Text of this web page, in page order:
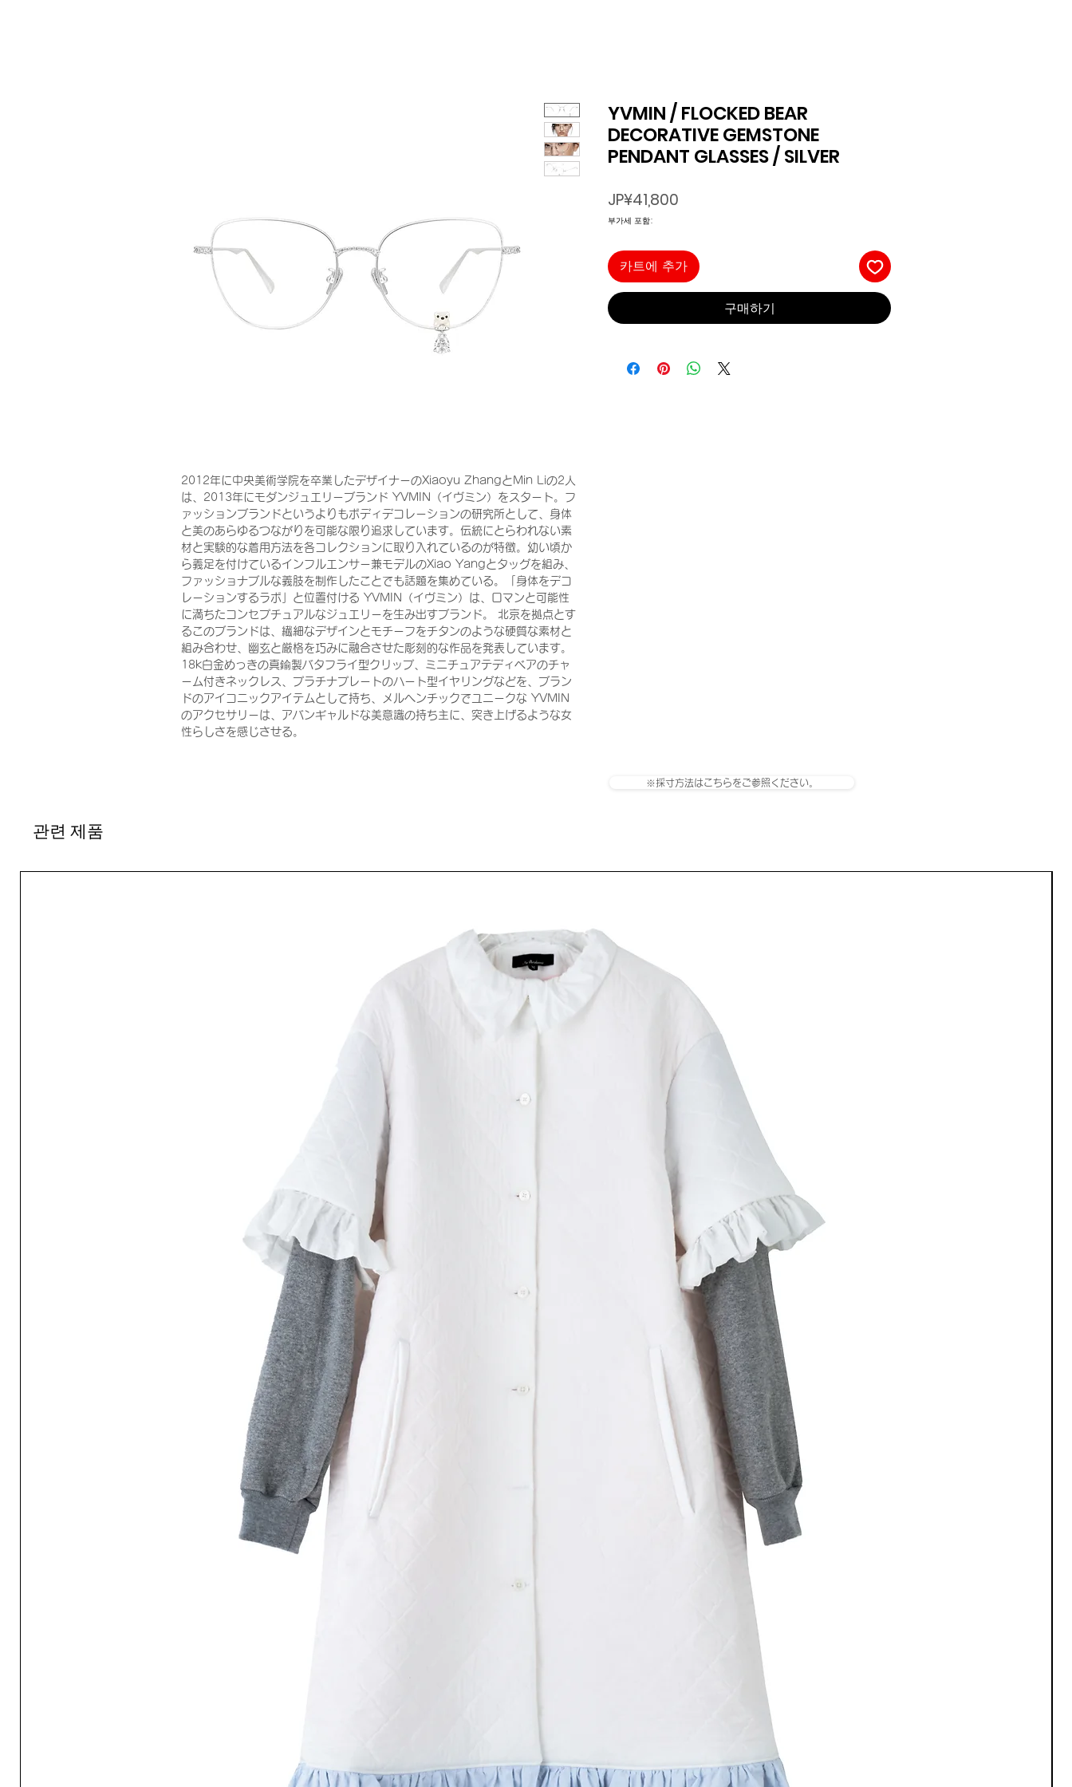
2012年に中央美術学院を卒業したデザイナーのXiaoyu ZhangとMin Liの2人
は、2013年にモダンジュエリーブランド YVMIN（イヴミン）をスタート。フ
ァッションブランドというよりもボディデコレーションの研究所として、身体
と美のあらゆるつながりを可能な限り追求しています。伝統にとらわれない素
材と実験的な着用方法を各コレクションに取り入れているのが特徴。幼い頃か
ら義足を付けているインフルエンサー兼モデルのXiao Yangとタッグを組み、
ファッショナブルな義肢を制作したことでも話題を集めている。「身体をデコ
レーションするラボ」と位置付ける YVMIN（イヴミン）は、ロマンと可能性
に満ちたコンセプチュアルなジュエリーを生み出すブランド。 北京を拠点とす
るこのブランドは、繊細なデザインとモチーフをチタンのような硬質な素材と
組み合わせ、幽玄と厳格を巧みに融合させた彫刻的な作品を発表しています。
18k白金めっきの真鍮製バタフライ型クリップ、ミニチュアテディベアのチャ
ーム付きネックレス、プラチナプレートのハート型イヤリングなどを、ブラン
ドのアイコニックアイテムとして持ち、メルヘンチックでユニークな YVMIN
のアクセサリーは、アバンギャルドな美意識の持ち主に、突き上げるような女
性らしさを感じさせる。
YVMIN / FLOCKED BEAR
DECORATIVE GEMSTONE
PENDANT GLASSES / SILVER
JP¥41,800
부가세 포함:
카트에 추가
구매하기
※採寸方法はこちらをご参照ください。
관련 제품